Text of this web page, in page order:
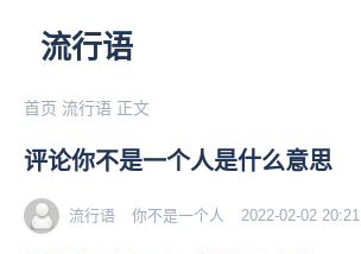
流行语
首页 流行语 正文
​评论你不是一个人是什么意思
流行语 你不是一个人 2022-02-02 20:21